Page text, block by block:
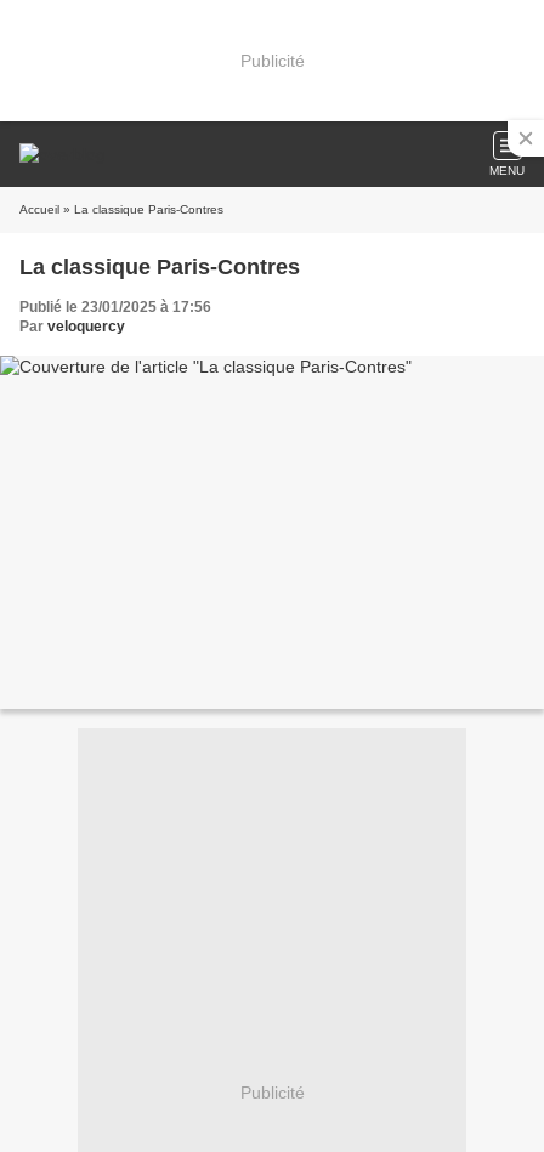
Publicité
MENU
Accueil » La classique Paris-Contres
La classique Paris-Contres
Publié le 23/01/2025 à 17:56
Par veloquercy
Publicité